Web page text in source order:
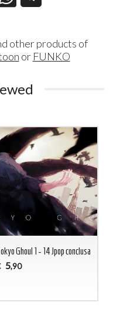
other products of
or FUNKO
Ghoul 1 - 14 Jpop conclusa
5,90